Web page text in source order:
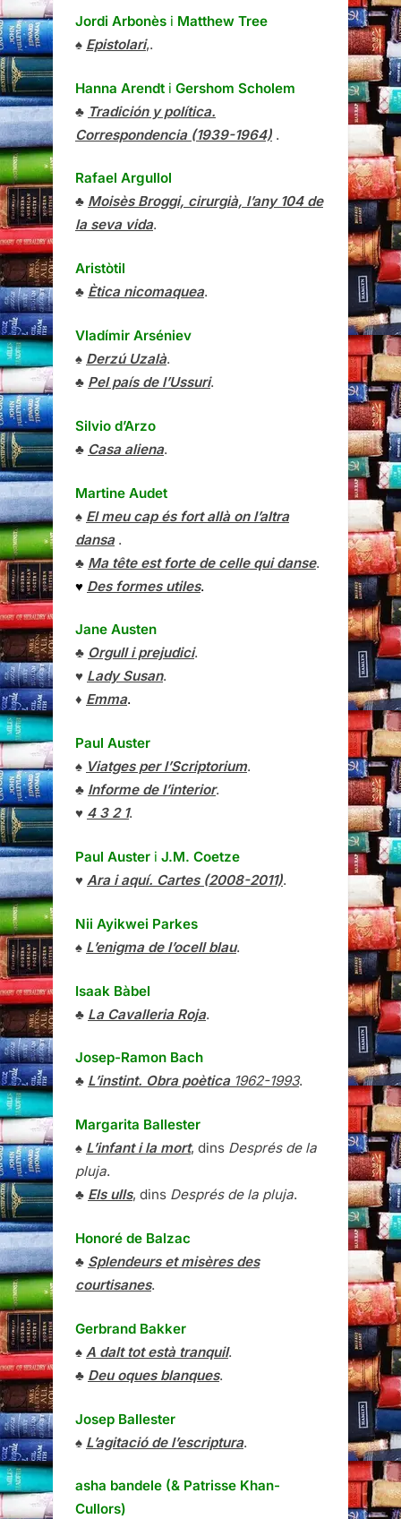
Jordi Arbonès i Matthew Tree
♠ Epistolari,.
Hanna Arendt i Gershom Scholem
♣ Tradición y política.
Correspondencia (1939-1964) .
Rafael Argullol
♣ Moisès Broggi, cirurgià, l’any 104 de
la seva vida.
Aristòtil
♣ Ètica nicomaquea.
Vladímir Arséniev
♠ Derzú Uzalà.
♣ Pel país de l’Ussuri.
Silvio d’Arzo
♣ Casa aliena.
Martine Audet
♠ El meu cap és fort allà on l’altra
dansa.
♣ Ma tête est forte de celle qui danse.
♥ Des formes utiles.
Jane Austen
♣ Orgull i prejudici.
♥ Lady Susan.
♦ Emma.
Paul Auster
♠ Viatges per l’Scriptorium.
♣ Informe de l’interior.
♥ 4 3 2 1.
Paul Auster i J.M. Coetze
♥ Ara i aquí. Cartes (2008-2011).
Nii Ayikwei Parkes
♠ L’enigma de l’ocell blau.
Isaak Bàbel
♣ La Cavalleria Roja.
Josep-Ramon Bach
♣ L’instint. Obra poètica1962-1993.
Margarita Ballester
♠ L’infant i la mort, dins Després de la
pluja.
♣ Els ulls, dins Després de la pluja.
Honoré de Balzac
♣ Splendeurs et misères des
courtisanes.
Gerbrand Bakker
♠ A dalt tot està tranquil.
♣ Deu oques blanques.
Josep Ballester
♠ L’agitació de l’escriptura.
asha bandele (& Patrisse Khan-
Cullors)